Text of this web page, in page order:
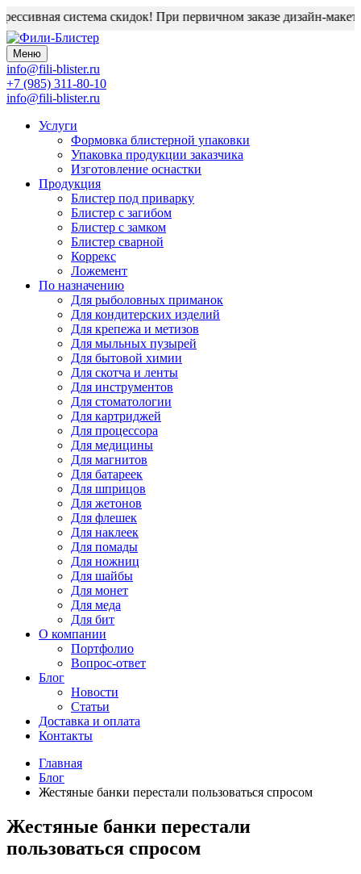
система скидок! При первичном заказе дизайн-макет
Меню
info@fili-blister.ru
+7 (985) 311-80-10
info@fili-blister.ru
Услуги
Формовка блистерной упаковки
Упаковка продукции заказчика
Изготовление оснастки
Продукция
Блистер под приварку
Блистер с загибом
Блистер с замком
Блистер сварной
Коррекс
Ложемент
По назначению
Для рыболовных приманок
Для кондитерских изделий
Для крепежа и метизов
Для мыльных пузырей
Для бытовой химии
Для скотча и ленты
Для инструментов
Для стоматологии
Для картриджей
Для процессора
Для медицины
Для магнитов
Для батареек
Для шприцов
Для жетонов
Для флешек
Для наклеек
Для помады
Для ножниц
Для шайбы
Для монет
Для меда
Для бит
О компании
Портфолио
Вопрос-ответ
Блог
Новости
Статьи
Доставка и оплата
Контакты
Главная
Блог
Жестяные банки перестали пользоваться спросом
Жестяные банки перестали
пользоваться спросом